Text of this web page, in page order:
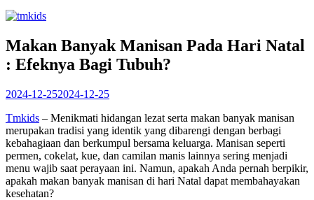
Makan Banyak Manisan Pada Hari Natal
: Efeknya Bagi Tubuh?
2024-12-252024-12-25
Tmkids – Menikmati hidangan lezat serta makan banyak manisan
merupakan tradisi yang identik yang dibarengi dengan berbagi
kebahagiaan dan berkumpul bersama keluarga. Manisan seperti
permen, cokelat, kue, dan camilan manis lainnya sering menjadi
menu wajib saat perayaan ini. Namun, apakah Anda pernah berpikir,
apakah makan banyak manisan di hari Natal dapat membahayakan
kesehatan?